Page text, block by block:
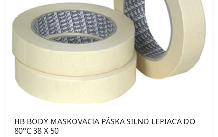
HB BODY MASKOVACIA PÁSKA SILNO LEPIACA DO
80°C 38 X 50